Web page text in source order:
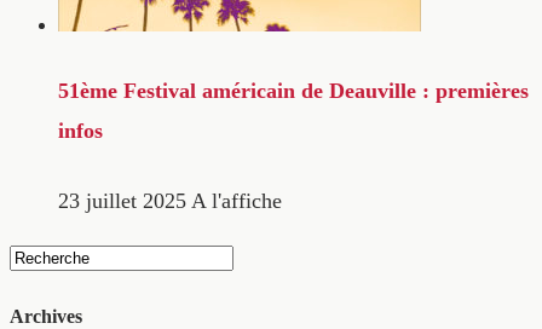
51ème Festival américain de Deauville : premières
infos
23 juillet 2025 A l'affiche
Archives